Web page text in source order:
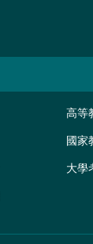
高等
國家
大學